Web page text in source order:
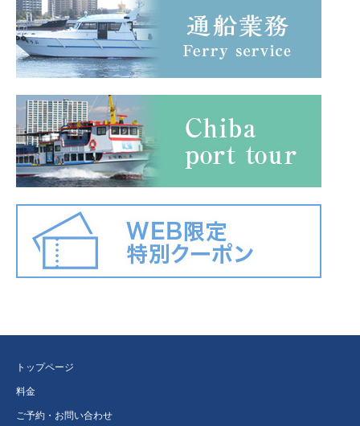
トップページ
料金
ご予約・お問い合わせ